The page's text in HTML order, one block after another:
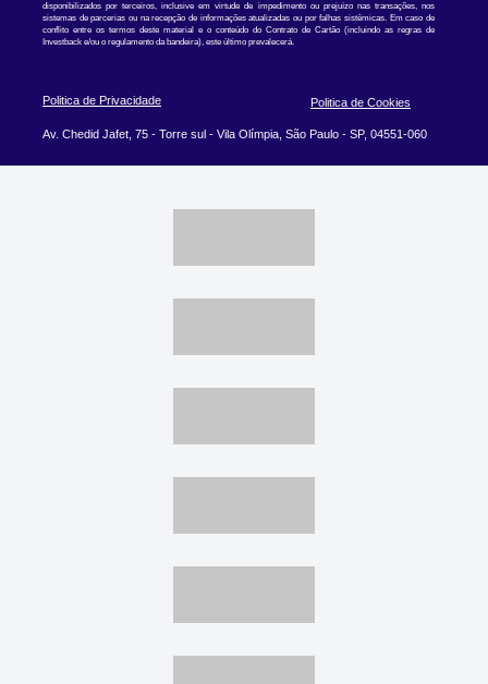
disponibilizados por terceiros, inclusive em virtude de impedimento ou prejuízo nas transações, nos
sistemas de parcerias ou na recepção de informações atualizadas ou por falhas sistêmicas. Em caso de
conflito entre os termos deste material e o conteúdo do Contrato de Cartão (incluindo as regras de
Investback e/ou o regulamento da bandeira), este último prevalecerá.
Politica de Privacidade Politica de Cookies
Av. Chedid Jafet, 75 - Torre sul - Vila Olímpia, São Paulo - SP, 04551-060